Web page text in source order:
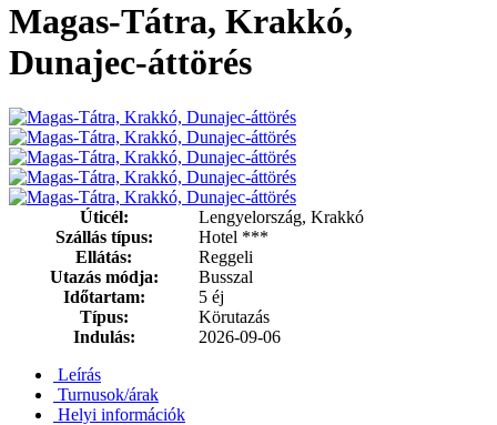
Magas-Tátra, Krakkó,
Dunajec-áttörés
Úticél:
Lengyelország, Krakkó
Szállás típus:
Hotel ***
Ellátás:
Reggeli
Utazás módja:
Busszal
Időtartam:
5 éj
Típus:
Körutazás
Indulás:
2026-09-06
Leírás
Turnusok/árak
Helyi információk